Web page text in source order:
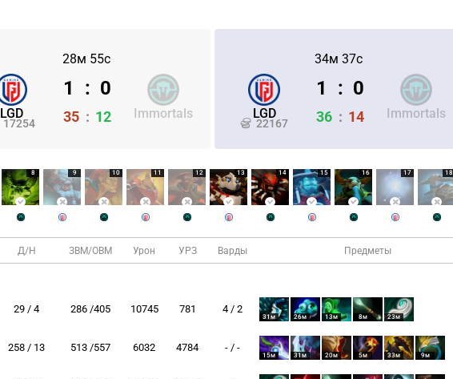
28м 55с
LGD
17254
Immortals
1 : 0
35 : 12
34м 37с
LGD
22167
Immortals
1 : 0
36 : 14
8 9 10 11 12 13 14 15 16 17 18
Д/Н ЗВМ/ОВМ Урон УРЗ Варды Предметы
29 / 4 286 /405 10745 781 4 / 2
31м 26м 13м 8м 23м
258 / 13 513 /557 6032 4784 - / -
15м 31м 20м 5м 33м 9м